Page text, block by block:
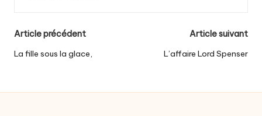
Post
navigation
Article précédent
La fille sous la glace,
Article suivant
L’affaire Lord Spenser